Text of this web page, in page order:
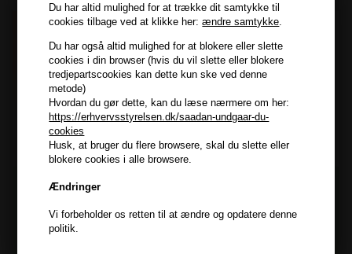
Du har altid mulighed for at trække dit samtykke til
cookies tilbage ved at klikke her:ændre samtykke
Du har også altid mulighed for at blokere eller slette
cookies i din browser (hvis du vil slette eller blokere
tredjepartscookies kan dette kun ske ved denne
metode)
Hvordan du gør dette, kan du læse nærmere om her:
https://erhvervsstyrelsen.dk/saadan-undgaar-du-
cookies
Husk, at bruger du flere browsere, skal du slette eller
blokere cookies i alle browsere.
Ændringer
Vi forbeholder os retten til at ændre og opdatere denne
politik.
TILMELD
ConsentJeg accepterer vilkår og betingelser.
Læs mere her
Husk at vi har
Gratis fragt til ved køb over 399 kr på udvalgte fragtformer
Vi sender samme hverdag ved bestilling inden kl 14:45
356 dages returret
Tilmeld dig nyhedsbrevet
Og modtag nyheder, eksklusive tilbud og rabatter